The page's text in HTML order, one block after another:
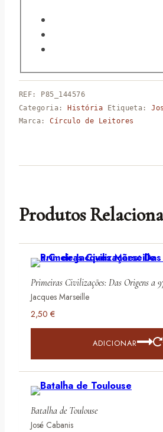
REF: P85_144576
Categoria:
História Etiqueta:
Marca:Círculo de Leitores
Produtos
Primeiras Civilizações: Das Origens a
Jacques Marseille
2,50 €
ADICIONAR
Batalha de Toulouse
José Cabanis